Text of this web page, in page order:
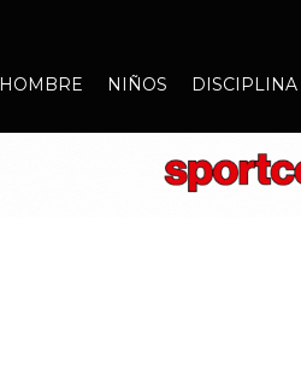
HOMBRE NIÑOS DISCIPLINA